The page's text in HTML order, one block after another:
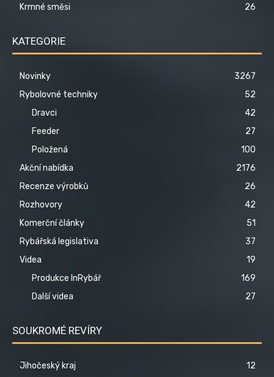
Krmné směsi
26
KATEGORIE
Novinky
3267
Rybolovné techniky
52
Dravci
42
Feeder
27
Položená
100
Akční nabídka
2176
Recenze výrobků
26
Rozhovory
42
Komerční články
51
Rybářská legislativa
37
Videa
19
Produkce InRybář
169
Další videa
27
SOUKROMÉ REVÍRY
Jihočeský kraj
12